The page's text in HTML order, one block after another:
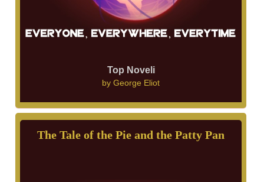
Top Noveli
byGeorge Eliot
The Tale of the Pie and the Patty Pan